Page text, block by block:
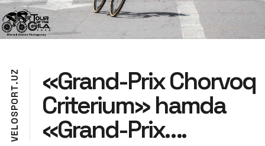
V
E
L
O
S
P
O
R
T
.
U
Z «Grand-Prix Chorvoq
Criterium» hamda
«Grand-Prix….